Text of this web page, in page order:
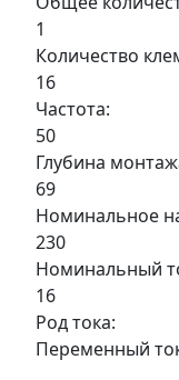
1
Количество
16
Частота:
50
Глубина
69
Номинальное
230
Номинальный
16
Род тока:
Переменный